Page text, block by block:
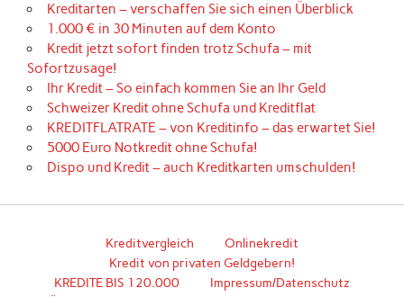
Kreditarten – verschaffen Sie sich einen Überblick
1.000 € in 30 Minuten auf dem Konto
Kredit jetzt sofort finden trotz Schufa – mit
Sofortzusage!
Ihr Kredit – So einfach kommen Sie an Ihr Geld
Schweizer Kredit ohne Schufa und Kreditflat
KREDITFLATRATE – von Kreditinfo – das erwartet Sie!
5000 Euro Notkredit ohne Schufa!
Dispo und Kredit – auch Kreditkarten umschulden!
Kreditvergleich
Onlinekredit
Kredit von privaten Geldgebern!
KREDITE BIS 120.000
Impressum/Datenschutz